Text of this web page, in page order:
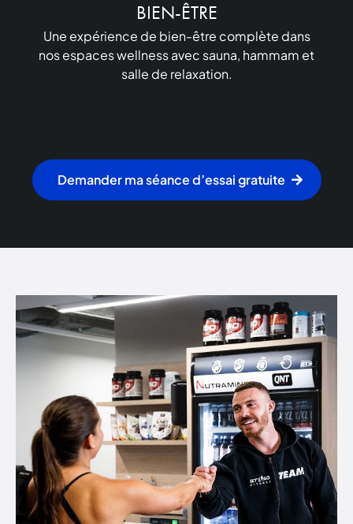
BIEN-ÊTRE
Une expérience de bien-être complète dans
nos espaces wellness avec sauna, hammam et
salle de relaxation.
Demander ma séance d’essai gratuite